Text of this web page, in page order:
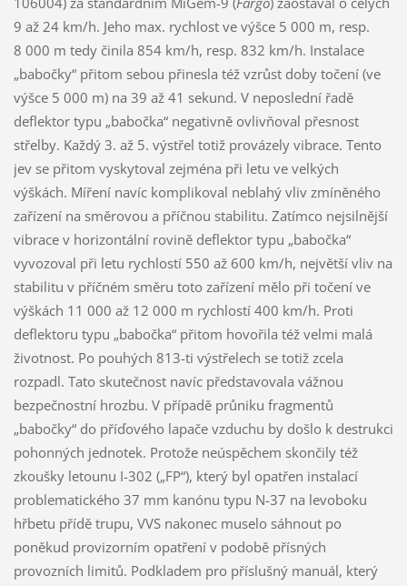
9 až 24 km/h. Jeho max. rychlost ve výšce 5 000 m, resp.
8 000 m tedy činila 854 km/h, resp. 832 km/h. Instalace
„babočky“ přitom sebou přinesla též vzrůst doby točení (ve
výšce 5 000 m) na 39 až 41 sekund. V neposlední řadě
deflektor typu „babočka“ negativně ovlivňoval přesnost
střelby. Každý 3. až 5. výstřel totiž provázely vibrace. Tento
jev se přitom vyskytoval zejména při letu ve velkých
výškách. Míření navíc komplikoval neblahý vliv zmíněného
zařízení na směrovou a příčnou stabilitu. Zatímco nejsilnější
vibrace v horizontální rovině deflektor typu „babočka“
vyvozoval při letu rychlostí 550 až 600 km/h, největší vliv na
stabilitu v příčném směru toto zařízení mělo při točení ve
výškách 11 000 až 12 000 m rychlostí 400 km/h. Proti
deflektoru typu „babočka“ přitom hovořila též velmi malá
životnost. Po pouhých 813-ti výstřelech se totiž zcela
rozpadl. Tato skutečnost navíc představovala vážnou
bezpečnostní hrozbu. V případě průniku fragmentů
„babočky“ do příďového lapače vzduchu by došlo k destrukci
pohonných jednotek. Protože neúspěchem skončily též
zkoušky letounu I-302 („FP“), který byl opatřen instalací
problematického 37 mm kanónu typu N-37 na levoboku
hřbetu přídě trupu, VVS nakonec muselo sáhnout po
poněkud provizorním opatření v podobě přísných
provozních limitů. Podkladem pro příslušný manuál, který